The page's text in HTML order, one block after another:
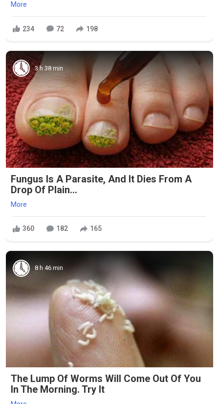
More
234 72 198
3 h 38 min
Fungus Is A Parasite, And It Dies From A
Drop Of Plain...
More
360 182 165
8 h 46 min
The Lump Of Worms Will Come Out Of You
In The Morning. Try It